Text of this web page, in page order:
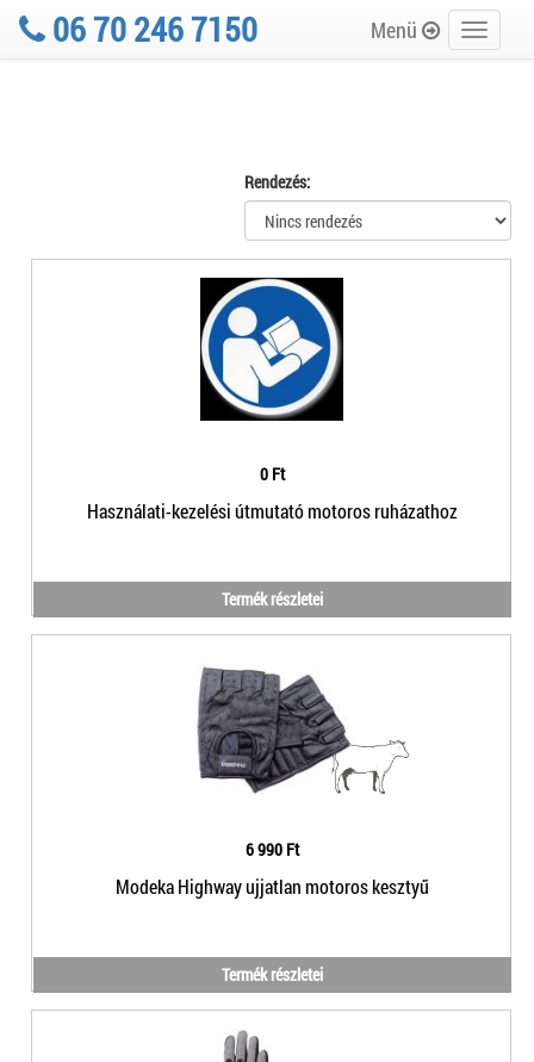
Toggle
06 70 246 7150 Menü
Rendezés:
0 Ft
Használati-kezelési útmutató motoros ruházathoz
Termék részletei
6 990 Ft
Modeka Highway ujjatlan motoros kesztyű
Termék részletei